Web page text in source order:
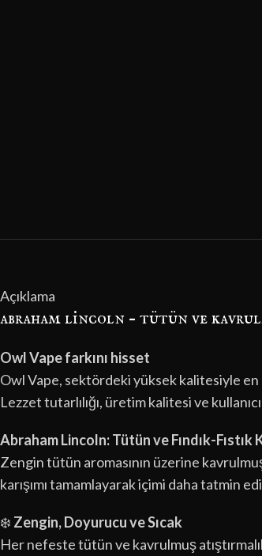
Açıklama
abraham lincoln – tütün ve
Owl Vape farkını hisset
Owl Vape, sektördeki yüksek kalitesiyle en
Lezzet tutarlılığı, üretim kalitesi ve
Abraham Lincoln: Tütün ve Fındık-Fıstık
Zengin tütün aromasının üzerine
karışımı tamamlayarak içimi daha tatmin
❄️ Zengin, Doyurucu ve Sıcak
Her nefeste tütün ve kavrulmuş